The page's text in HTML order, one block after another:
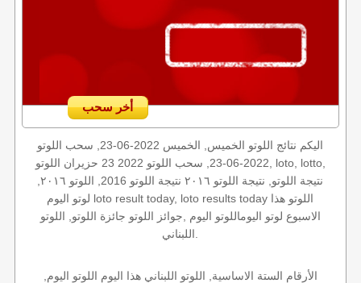
أخر سحب
اليكم نتائج اللوتو الخميس, الخميس 2022-06-23, سحب اللوتو
2022-06-23, سحب اللوتو 2022 23 حزيران اللوتو, loto, lotto,
نتيجة اللوتو, نتيجة اللوتو ٢٠١٦ نتيجة اللوتو 2016, اللوتو ٢٠١٦,
لوتو اليوم loto result today, loto results today اللوتو هذا
الاسبوع لوتو اليوماللوتو اليوم ,جوائز اللوتو جائزة اللوتو, اللوتو
الأرقام الستة الاساسية, اللوتو اللبناني هذا اليوم اللوتو اليوم,